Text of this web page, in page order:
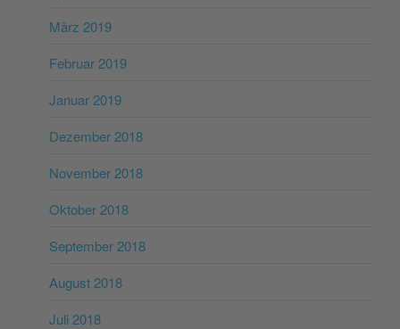
März 2019
Februar 2019
Januar 2019
Dezember 2018
November 2018
Oktober 2018
September 2018
August 2018
Juli 2018